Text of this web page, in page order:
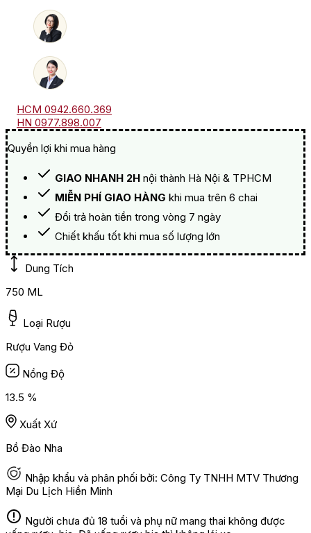
HCM 0942.660.369
HN 0977.898.007
Quyền lợi khi mua hàng
GIAO NHANH 2H nội thành Hà Nội & TPHCM
MIỄN PHÍ GIAO HÀNG khi mua trên 6 chai
Đổi trả hoàn tiền trong vòng 7 ngày
Chiết khấu tốt khi mua số lượng lớn
Dung Tích
750 ML
Loại Rượu
Rượu Vang Đỏ
Nồng Độ
13.5 %
Xuất Xứ
Bồ Đào Nha
Nhập khẩu và phân phối bởi: Công Ty TNHH MTV Thương
Mại Du Lịch Hiền Minh
Người chưa đủ 18 tuổi và phụ nữ mang thai không được